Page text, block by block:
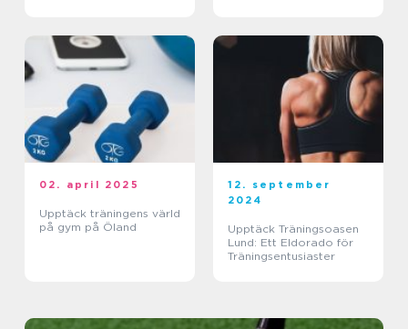
02. april 2025
Upptäck träningens värld
på gym på Öland
12. september
2024
Upptäck Träningsoasen
Lund: Ett Eldorado för
Träningsentusiaster